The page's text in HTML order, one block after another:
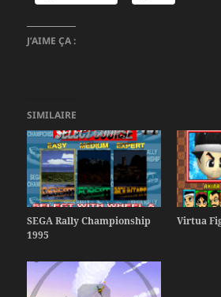
J’AIME ÇA :
SIMILAIRE
SEGA Rally Championship
1995
Virtua